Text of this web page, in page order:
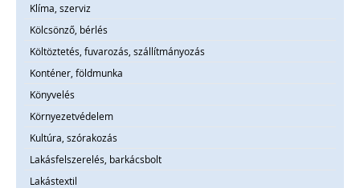
Klíma, szerviz
Kölcsönző, bérlés
Költöztetés, fuvarozás, szállítmányozás
Konténer, földmunka
Könyvelés
Környezetvédelem
Kultúra, szórakozás
Lakásfelszerelés, barkácsbolt
Lakástextil